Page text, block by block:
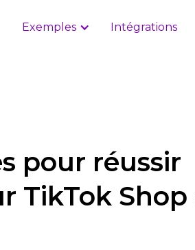
Exemples Intégrations
pour réussir
TikTok Shop